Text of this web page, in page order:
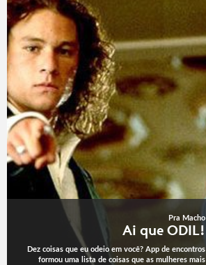
Pra Macho
Ai que ODIL!
Dez coisas que eu odeio em você? App de encontros
formou uma lista de coisas que as mulheres mais